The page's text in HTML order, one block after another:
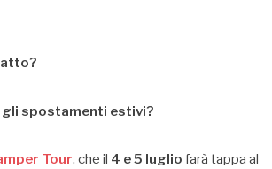
spostamenti estivi?
Tour, che il 4 e 5 luglio farà tappa al